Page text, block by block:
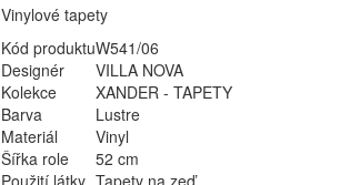
Vinylové tapety
Kód produktuW541/06
Designér
VILLA NOVA
Kolekce
XANDER - TAPETY
Barva
Lustre
Materiál
Vinyl
Šířka role
52 cm
Použití látky Tapety na zeď